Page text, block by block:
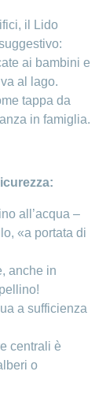
il Lido
ai bambini e
al lago.
tappa da
in famiglia.
all’acqua –
«a portata di
anche in
a sufficienza
centrali è
o